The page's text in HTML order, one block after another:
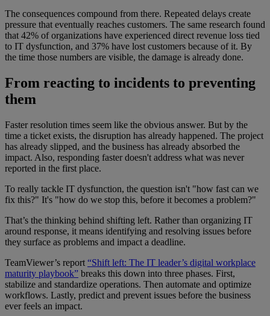
The consequences compound from there. Repeated delays create
pressure that eventually reaches customers. The same research found
that 42% of organizations have experienced direct revenue loss tied
to IT dysfunction, and 37% have lost customers because of it. By
the time those numbers are visible, the damage is already done.
From reacting to incidents to preventing
them
Faster resolution times seem like the obvious answer. But by the
time a ticket exists, the disruption has already happened. The project
has already slipped, and the business has already absorbed the
impact. Also, responding faster doesn't address what was never
reported in the first place.
To really tackle IT dysfunction, the question isn't "how fast can we
fix this?" It's "how do we stop this, before it becomes a problem?"
That’s the thinking behind shifting left. Rather than organizing IT
around response, it means identifying and resolving issues before
they surface as problems and impact a deadline.
TeamViewer’s report “Shift left: The IT leader’s digital workplace
maturity playbook” breaks this down into three phases. First,
stabilize and standardize operations. Then automate and optimize
workflows. Lastly, predict and prevent issues before the business
ever feels an impact.